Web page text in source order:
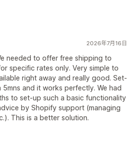
2026年7月16日
needed to offer free shipping to
specific rates only. Very simple to
right away and really good. Set-
and it works perfectly. We had
to set-up such a basic functionality
by Shopify support (managing
This is a better solution.